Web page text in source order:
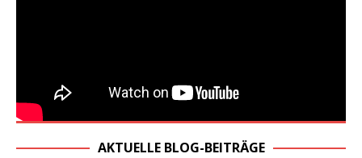
AKTUELLE BLOG-BEITRÄGE